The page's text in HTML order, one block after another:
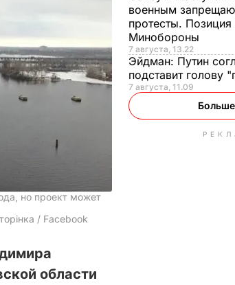
но проект может
/ Facebook
области
военным
протесты.
Минобороны
7 августа, 13.22
Эйдман: Путин
подставит голову
7 августа, 11.09